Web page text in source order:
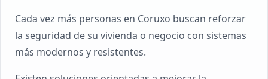
Cada vez más personas en Coruxo buscan reforzar
la seguridad de su vivienda o negocio con sistemas
más modernos y resistentes.